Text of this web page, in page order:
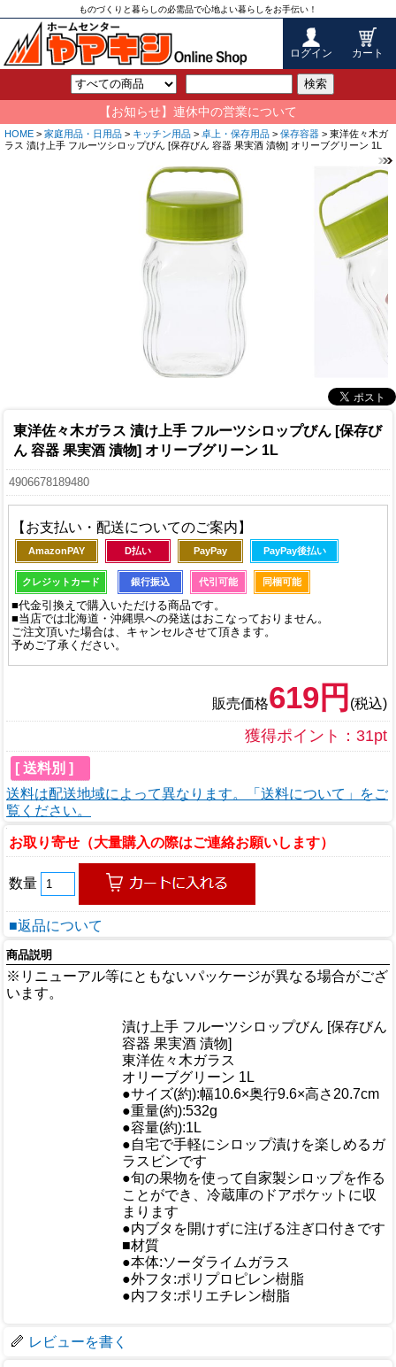
ものづくりと暮らしの必需品で心地よい暮らしをお手伝い！
ログイン カート
検索
【お知らせ】連休中の営業について
HOME > 家庭用品・日用品 > キッチン用品 > 卓上・保存用品 > 保存容器 > 東洋佐々木ガ
ラス 漬け上手 フルーツシロップびん [保存びん 容器 果実酒 漬物] オリーブグリーン 1L
東洋佐々木ガラス 漬け上手 フルーツシロップびん [保存び
ん 容器 果実酒 漬物] オリーブグリーン 1L
4906678189480
【お支払い・配送についてのご案内】
AmazonPAY D払い PayPay PayPay後払い
クレジットカード 銀行振込 代引可能 同梱可能
■代金引換えで購入いただける商品です。
■当店では北海道・沖縄県への発送はおこなっておりません。
ご注文頂いた場合は、キャンセルさせて頂きます。
予めご了承ください。
販売価格619円 (税込)
獲得ポイント：31pt
[ 送料別 ]
送料は配送地域によって異なります。「送料について」をご
覧ください。
お取り寄せ（大量購入の際はご連絡お願いします）
数量
■返品について
商品説明
※リニューアル等にともないパッケージが異なる場合がござ
います。
漬け上手 フルーツシロップびん [保存びん
容器 果実酒 漬物]
東洋佐々木ガラス
オリーブグリーン 1L
●サイズ(約):幅10.6×奥行9.6×高さ20.7cm
●重量(約):532g
●容量(約):1L
●自宅で手軽にシロップ漬けを楽しめるガ
ラスビンです
●旬の果物を使って自家製シロップを作る
ことができ、冷蔵庫のドアポケットに収
まります
●内ブタを開けずに注げる注ぎ口付きです
■材質
●本体:ソーダライムガラス
●外フタ:ポリプロピレン樹脂
●内フタ:ポリエチレン樹脂
レビューを書く